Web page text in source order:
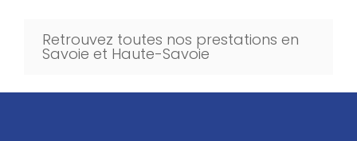
Retrouvez toutes nos prestations en
Savoie et Haute-Savoie